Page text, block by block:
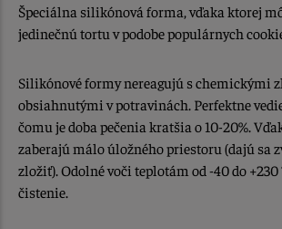
Špeciálna silikónová forma, vďaka ktorej
jedinečnú tortu v podobe populárnych
Silikónové formy nereagujú s chemickými
obsiahnutými v potravinách. Perfektne
čomu je doba pečenia kratšia o 10-20%.
zaberajú málo úložného priestoru (dajú sa
zložiť). Odolné voči teplotám od -40 do +230
čistenie.